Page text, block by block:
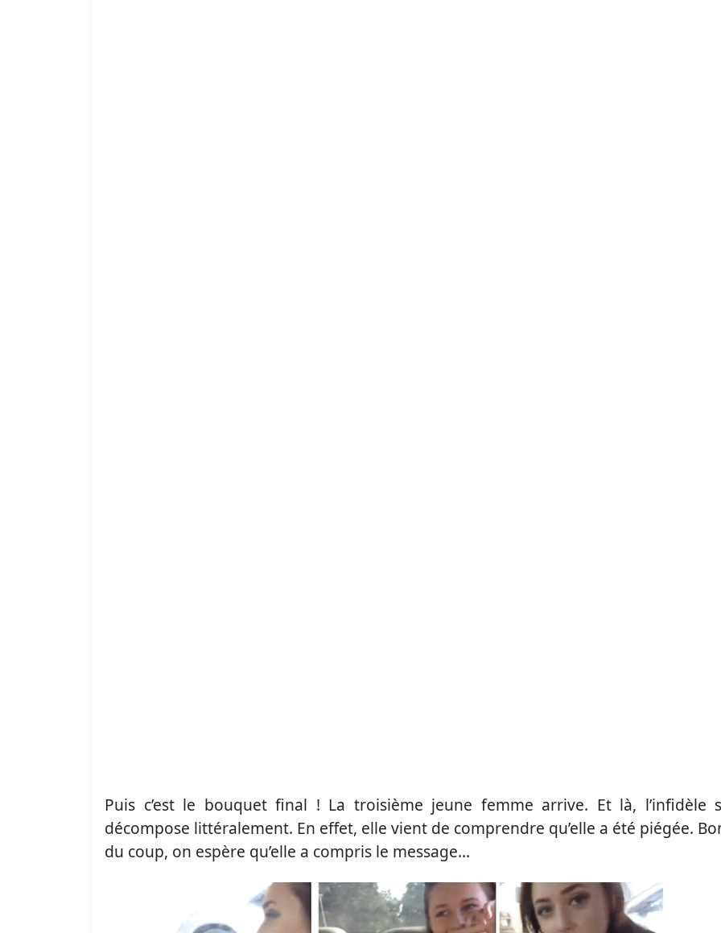
Puis c’est le bouquet final ! La troisième jeune femme arrive. Et là, l’infidèle
décompose littéralement. En effet, elle vient de comprendre qu’elle a été piégée.
du coup, on espère qu’elle a compris le message…